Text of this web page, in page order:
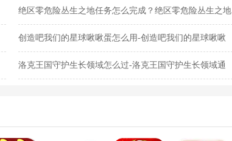
交版贴图异常教程
绝区零危险丛生之地任务怎么完成？绝区零危险丛生之地
任务完成攻略
创造吧我们的星球啾啾蛋怎么用-创造吧我们的星球啾啾
蛋使用攻略
洛克王国守护生长领域怎么过-洛克王国守护生长领域通